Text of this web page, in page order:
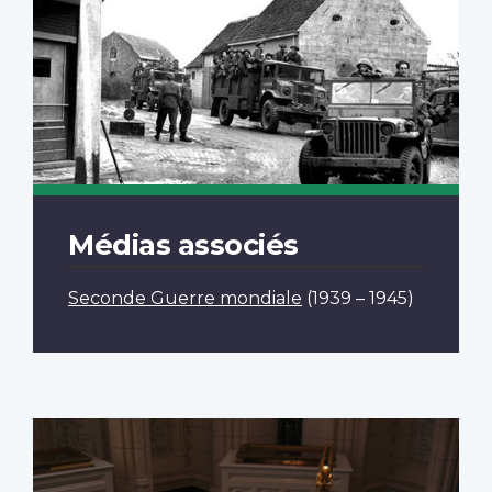
Médias associés
Seconde Guerre mondiale (1939 – 1945)